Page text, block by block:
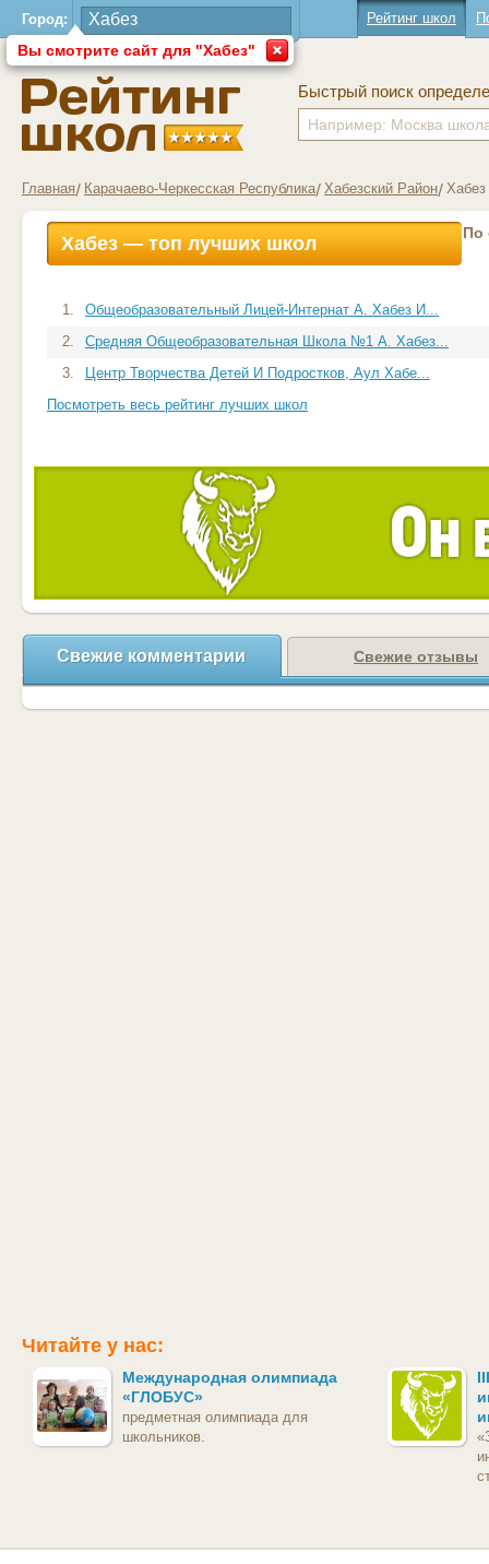
Город:
Вы смотрите сайт для "Хабез"
Рейтинг школ
Быстрый поиск
Главная Карачаево-Черкесская Республика Хабезский Район
Хабез — топ лучших школ По
1.
Общеобразовательный Лицей-Интернат А. Хабез И...
2.
Средняя Общеобразовательная Школа №1 А. Хабез...
3.
Центр Творчества Детей И Подростков, Аул Хабе...
Посмотреть весь рейтинг лучших школ
Свежие комментарии Свежие отзывы
Читайте у нас:
Международная олимпиада
«ГЛОБУС»
предметная олимпиада для
школьников.